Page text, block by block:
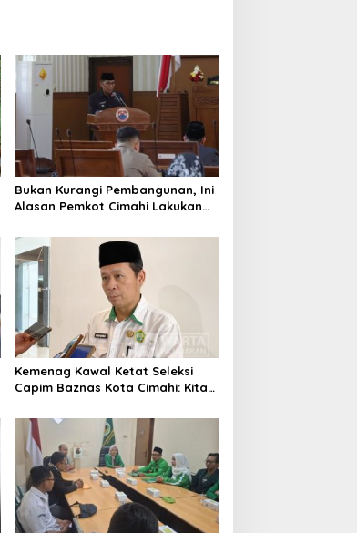
Bukan Kurangi Pembangunan, Ini
Alasan Pemkot Cimahi Lakukan
Kemenag Kawal Ketat Seleksi
Capim Baznas Kota Cimahi: Kita
Berintegritas